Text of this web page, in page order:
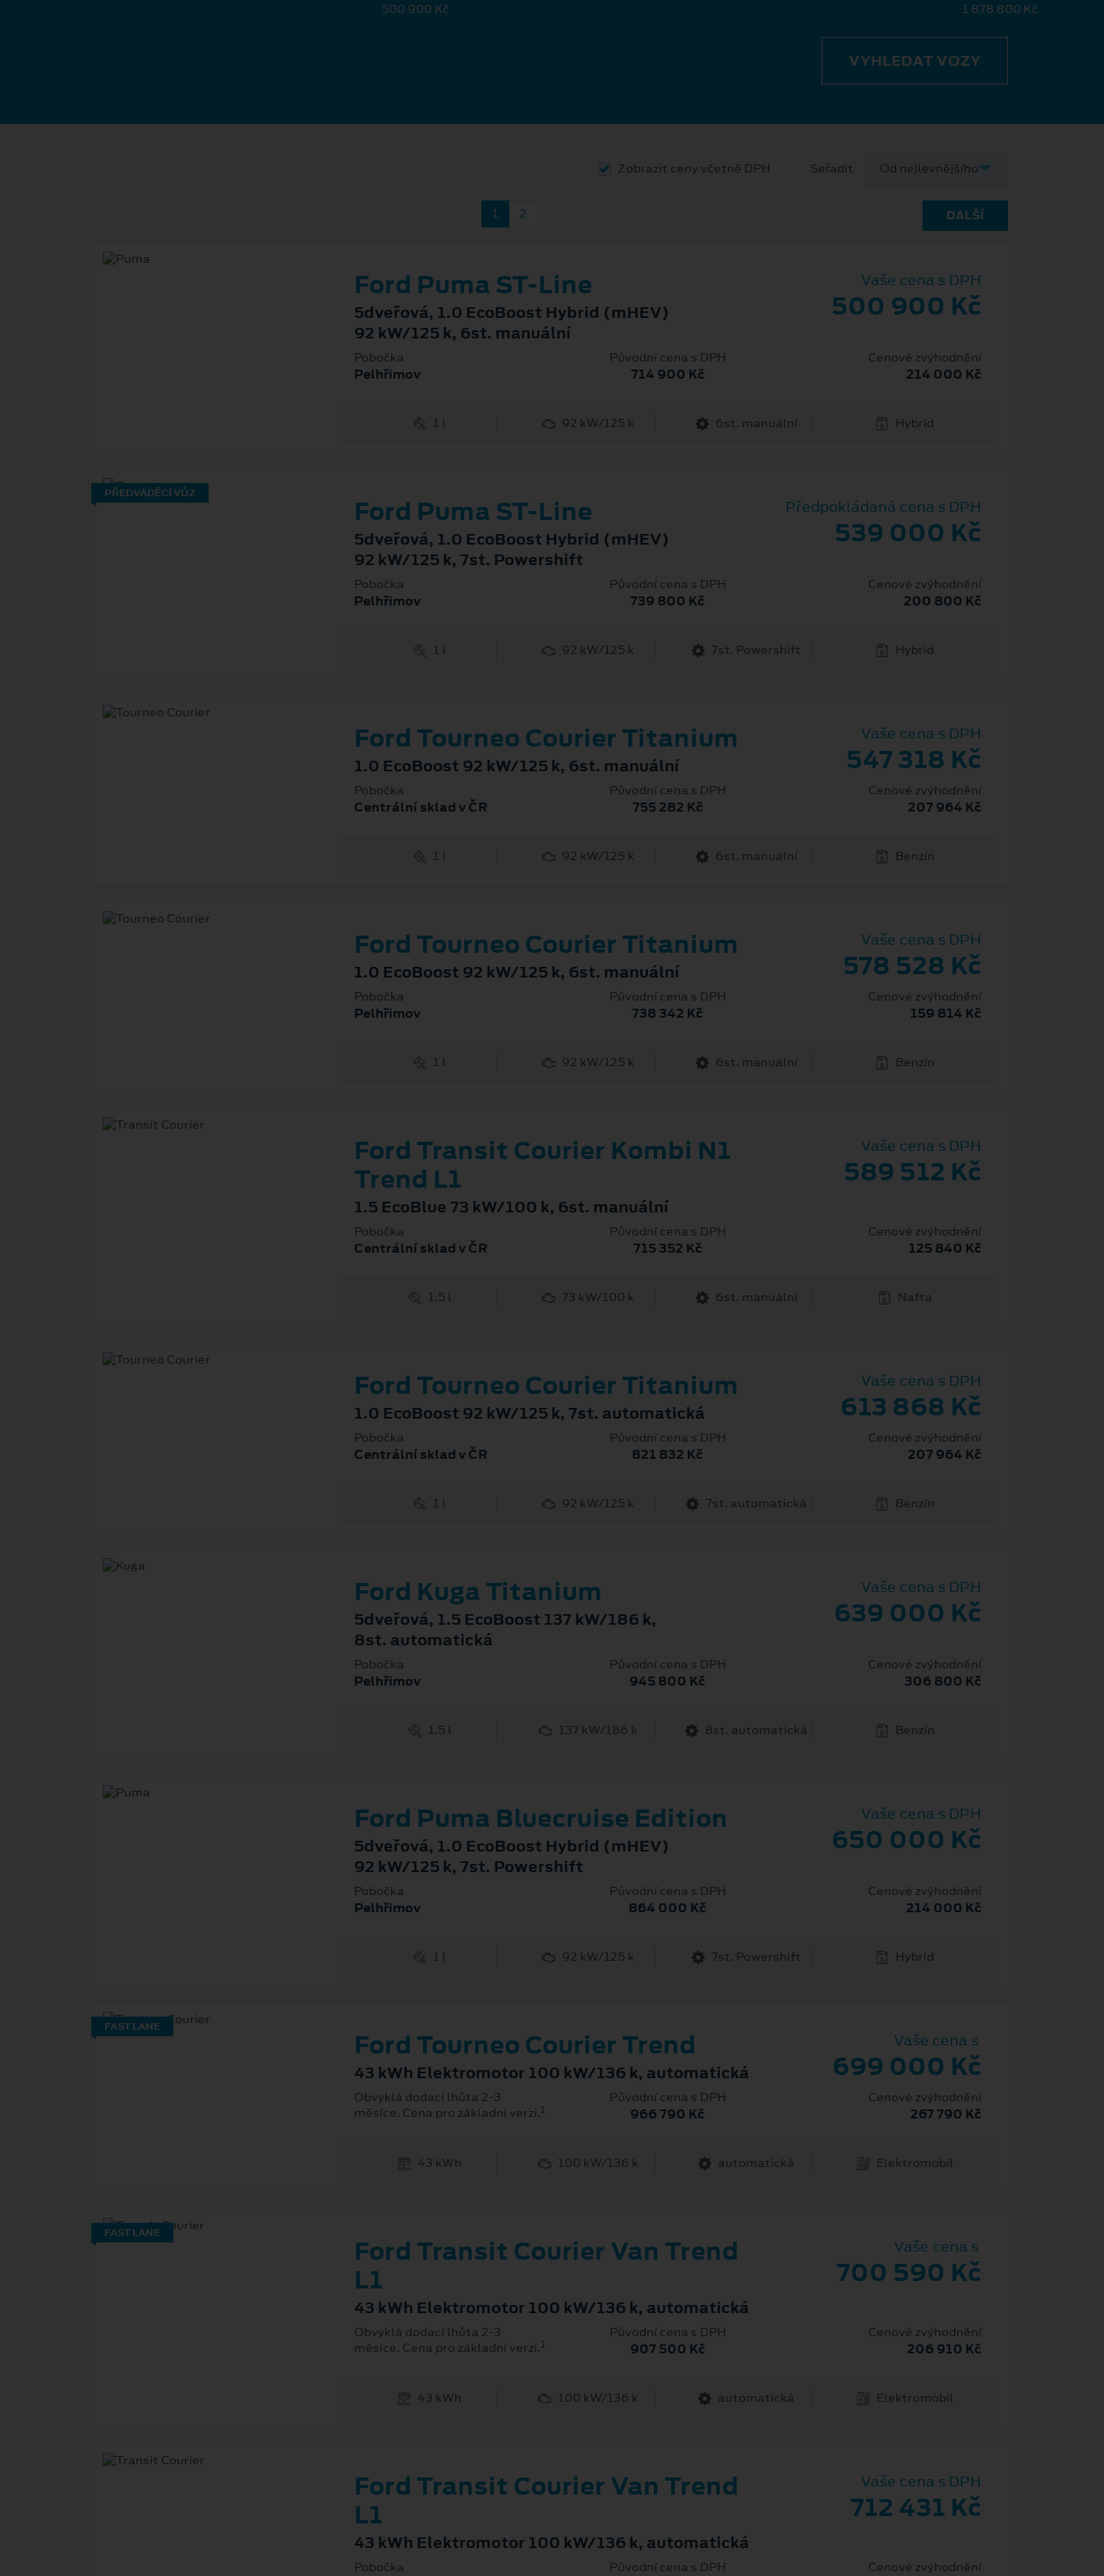
500 900 Kč 1 878 800 Kč
VYHLEDAT VOZY
Zobrazit ceny včetně DPH Seřadit
1 2 DALŠÍ
Ford Puma ST-Line
5dveřová, 1.0 EcoBoost Hybrid (mHEV)
92 kW/125 k, 6st. manuální
Vaše cena s DPH
500 900 Kč
Pobočka
Pelhřimov
Původní cena s DPH
714 900 Kč
Cenové zvýhodnění
214 000 Kč
1 l 92 kW/125 k 6st. manuální Hybrid
PŘEDVÁDĚCÍ VŮZ
Ford Puma ST-Line
5dveřová, 1.0 EcoBoost Hybrid (mHEV)
92 kW/125 k, 7st. Powershift
Předpokládaná cena s DPH
539 000 Kč
Pobočka
Pelhřimov
Původní cena s DPH
739 800 Kč
Cenové zvýhodnění
200 800 Kč
1 l 92 kW/125 k 7st. Powershift Hybrid
Ford Tourneo Courier Titanium
1.0 EcoBoost 92 kW/125 k, 6st. manuální
Vaše cena s DPH
547 318 Kč
Pobočka
Centrální sklad v ČR
Původní cena s DPH
755 282 Kč
Cenové zvýhodnění
207 964 Kč
1 l 92 kW/125 k 6st. manuální Benzín
Ford Tourneo Courier Titanium
1.0 EcoBoost 92 kW/125 k, 6st. manuální
Vaše cena s DPH
578 528 Kč
Pobočka
Pelhřimov
Původní cena s DPH
738 342 Kč
Cenové zvýhodnění
159 814 Kč
1 l 92 kW/125 k 6st. manuální Benzín
Ford Transit Courier Kombi N1
Trend L1
1.5 EcoBlue 73 kW/100 k, 6st. manuální
Vaše cena s DPH
589 512 Kč
Pobočka
Centrální sklad v ČR
Původní cena s DPH
715 352 Kč
Cenové zvýhodnění
125 840 Kč
1.5 l 73 kW/100 k 6st. manuální Nafta
Ford Tourneo Courier Titanium
1.0 EcoBoost 92 kW/125 k, 7st. automatická
Vaše cena s DPH
613 868 Kč
Pobočka
Centrální sklad v ČR
Původní cena s DPH
821 832 Kč
Cenové zvýhodnění
207 964 Kč
1 l 92 kW/125 k 7st. automatická Benzín
Ford Kuga Titanium
5dveřová, 1.5 EcoBoost 137 kW/186 k,
8st. automatická
Vaše cena s DPH
639 000 Kč
Pobočka
Pelhřimov
Původní cena s DPH
945 800 Kč
Cenové zvýhodnění
306 800 Kč
1.5 l 137 kW/186 k 8st. automatická Benzín
Ford Puma Bluecruise Edition
5dveřová, 1.0 EcoBoost Hybrid (mHEV)
92 kW/125 k, 7st. Powershift
Vaše cena s DPH
650 000 Kč
Pobočka
Pelhřimov
Původní cena s DPH
864 000 Kč
Cenové zvýhodnění
214 000 Kč
1 l 92 kW/125 k 7st. Powershift Hybrid
FAST LANE
Ford Tourneo Courier Trend
43 kWh Elektromotor 100 kW/136 k, automatická
Vaše cena s
699 000 Kč
Obvyklá dodací lhůta 2-3
měsíce. Cena pro základní verzi.1
Původní cena s DPH
966 790 Kč
Cenové zvýhodnění
267 790 Kč
43 kWh 100 kW/136 k automatická Elektromobil
FAST LANE
Ford Transit Courier Van Trend
L1
43 kWh Elektromotor 100 kW/136 k, automatická
Vaše cena s
700 590 Kč
Obvyklá dodací lhůta 2-3
měsíce. Cena pro základní verzi.1
Původní cena s DPH
907 500 Kč
Cenové zvýhodnění
206 910 Kč
43 kWh 100 kW/136 k automatická Elektromobil
Ford Transit Courier Van Trend
L1
43 kWh Elektromotor 100 kW/136 k, automatická
Vaše cena s DPH
712 431 Kč
Pobočka Původní cena s DPH Cenové zvýhodnění